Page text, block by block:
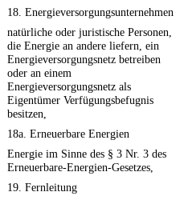
18. Energieversorgungsunternehmen
natürliche oder juristische Personen,
die Energie an andere liefern, ein
Energieversorgungsnetz betreiben
oder an einem
Energieversorgungsnetz als
Eigentümer Verfügungsbefugnis
besitzen,
18a. Erneuerbare Energien
Energie im Sinne des § 3 Nr. 3 des
Erneuerbare-Energien-Gesetzes,
19. Fernleitung